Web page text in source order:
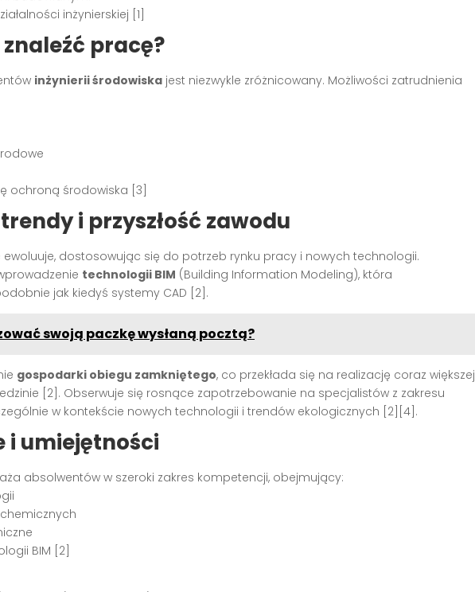
inżynierskiej [1]
pracę?
inżynierii środowiska jest niezwykle zróżnicowany. Możliwości zatrudnienia
ochroną środowiska [3]
i przyszłość zawodu
ewoluuje, dostosowując się do potrzeb rynku pracy i nowych technologii.
technologii BIM (Building Information Modeling), która
jak kiedyś systemy CAD [2].
swoją paczkę wysłaną pocztą?
gospodarki obiegu zamkniętego, co przekłada się na realizację coraz większej
[2]. Obserwuje się rosnące zapotrzebowanie na specjalistów z zakresu
w kontekście nowych technologii i trendów ekologicznych [2][4].
i umiejętności
absolwentów w szeroki zakres kompetencji, obejmujący:
BIM [2]